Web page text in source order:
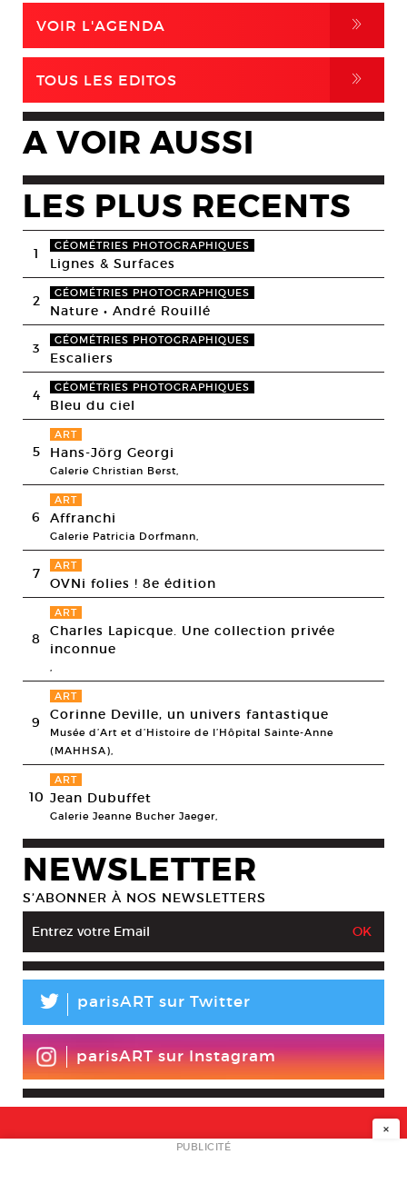
VOIR L'AGENDA ,
TOUS LES EDITOS ,
A VOIR AUSSI
LES PLUS RECENTS
1 GÉOMÉTRIES PHOTOGRAPHIQUES
Lignes & Surfaces
2 GÉOMÉTRIES PHOTOGRAPHIQUES
Nature • André Rouillé
3 GÉOMÉTRIES PHOTOGRAPHIQUES
Escaliers
4 GÉOMÉTRIES PHOTOGRAPHIQUES
Bleu du ciel
5
ART
Hans-Jörg Georgi
Galerie Christian Berst,
6
ART
Affranchi
Galerie Patricia Dorfmann,
7 ART
OVNi folies ! 8e édition
8
ART
Charles Lapicque. Une collection privée
inconnue
,
9
ART
Corinne Deville, un univers fantastique
Musée d’Art et d’Histoire de l’Hôpital Sainte-Anne
(MAHHSA),
10
ART
Jean Dubuffet
Galerie Jeanne Bucher Jaeger,
NEWSLETTER
S’ABONNER À NOS NEWSLETTERS
L parisART sur Twitter
parisART sur Instagram
NEWSLETTER
×
PUBLICITÉ